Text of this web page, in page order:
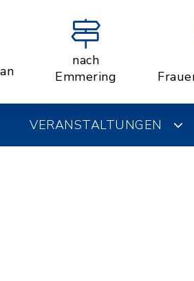
nach
Emmering
VERANSTALTUNGEN